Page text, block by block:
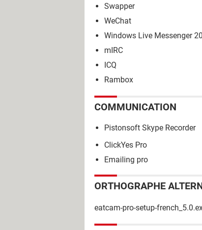
Swapper
WeChat
Windows Live Messenger
mIRC
ICQ
Rambox
COMMUNICATION
Pistonsoft Skype Recorder
ClickYes Pro
Emailing pro
ORTHOGRAPHE
eatcam-pro-setup-